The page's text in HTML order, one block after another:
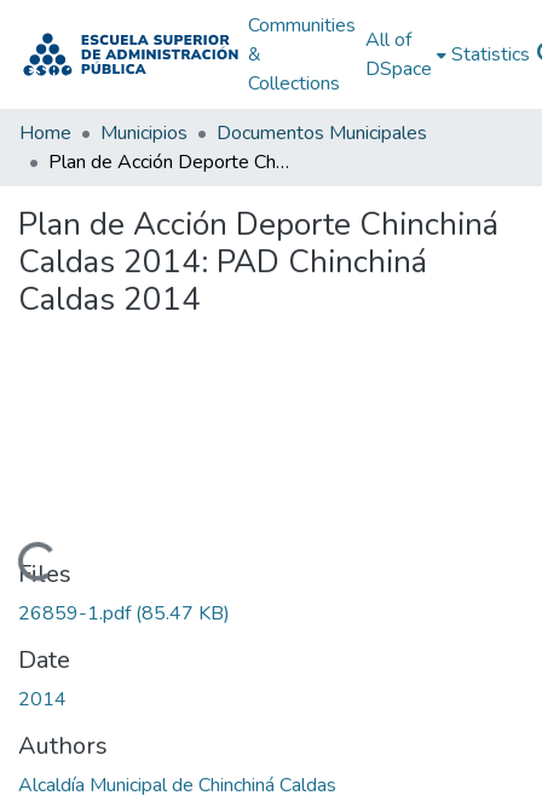
Communities
&
Collections
All of
DSpace
Statistics
Home Municipios
Documentos Municipales
Plan de Acción Deporte Chinchiná Caldas 2014: PAD Chinchiná Caldas 2014
Plan de Acción Deporte Chinchiná
Caldas 2014: PAD Chinchiná
Caldas 2014
Loading...
Files
26859-1.pdf(85.47 KB)
Date
2014
Authors
Alcaldía Municipal de Chinchiná Caldas